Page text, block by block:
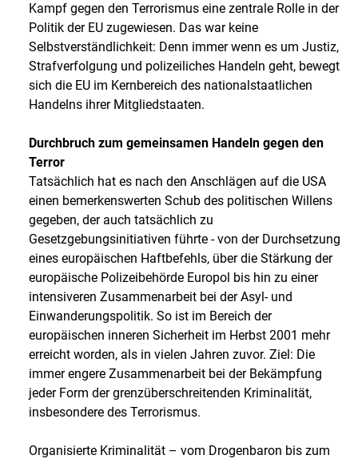
Kampf gegen den Terrorismus eine zentrale Rolle in der
Politik der EU zugewiesen. Das war keine
Selbstverständlichkeit: Denn immer wenn es um Justiz,
Strafverfolgung und polizeiliches Handeln geht, bewegt
sich die EU im Kernbereich des nationalstaatlichen
Handelns ihrer Mitgliedstaaten.
Durchbruch zum gemeinsamen Handeln gegen den
Terror
Tatsächlich hat es nach den Anschlägen auf die USA
einen bemerkenswerten Schub des politischen Willens
gegeben, der auch tatsächlich zu
Gesetzgebungsinitiativen führte - von der Durchsetzung
eines europäischen Haftbefehls, über die Stärkung der
europäische Polizeibehörde Europol bis hin zu einer
intensiveren Zusammenarbeit bei der Asyl- und
Einwanderungspolitik. So ist im Bereich der
europäischen inneren Sicherheit im Herbst 2001 mehr
erreicht worden, als in vielen Jahren zuvor. Ziel: Die
immer engere Zusammenarbeit bei der Bekämpfung
jeder Form der grenzüberschreitenden Kriminalität,
insbesondere des Terrorismus.
Organisierte Kriminalität – vom Drogenbaron bis zum